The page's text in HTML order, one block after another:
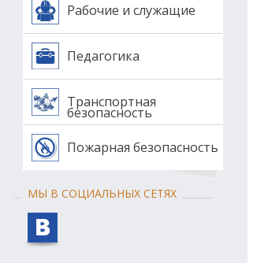
Рабочие и служащие
Педагогика
Транспортная
безопасность
Пожарная безопасность
МЫ В СОЦИАЛЬНЫХ СЕТЯХ